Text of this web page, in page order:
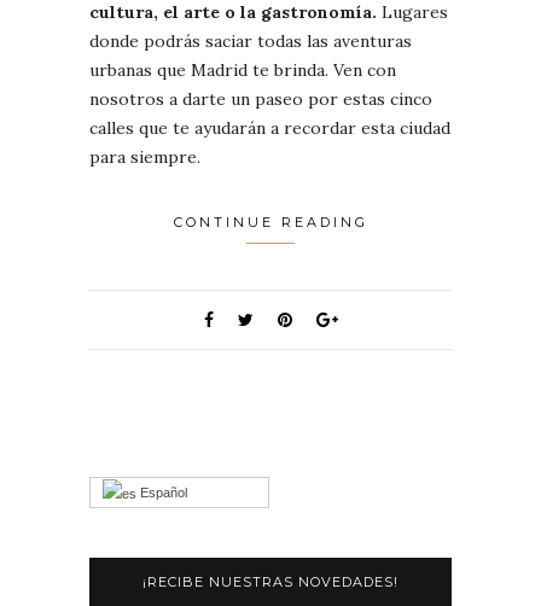
cultura, el arte o la gastronomía. Lugares
donde podrás saciar todas las aventuras
urbanas que Madrid te brinda. Ven con
nosotros a darte un paseo por estas cinco
calles que te ayudarán a recordar esta ciudad
para siempre.
CONTINUE READING
Español
¡RECIBE NUESTRAS NOVEDADES!